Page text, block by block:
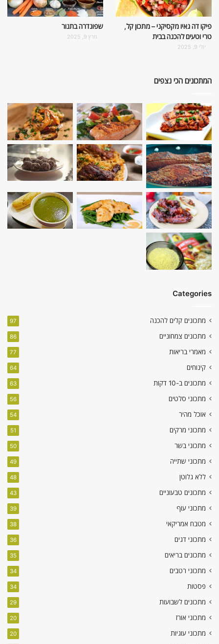
פיקו דה גאיו מקסיקני – מתכון קל,
טרי וטעים להכנה בבית
יולי 9, 2025
שפונדרה בתנור
מרץ 9, 2025
המתכונים הכי נצפים
Categories
מתכונים קלים להכנה 97
מתכונים צמחוניים 86
מאמרי בריאות 77
קינוחים 64
מתכונים ב-10 דקות 63
מתכוני סלטים 56
אוכל מהיר 54
מתכוני מרקים 51
מתכוני בשר 50
מתכוני שתייה 49
ללא גלוטן 48
מתכונים טבעוניים 43
מתכוני עוף 39
מטבח אמריקאי 38
מתכוני דגים 36
מתכונים בריאים 35
מתכוני רטבים 34
פסטות 34
מתכונים לשבועות 29
מתכוני אורז 20
מתכוני עוגיות 20